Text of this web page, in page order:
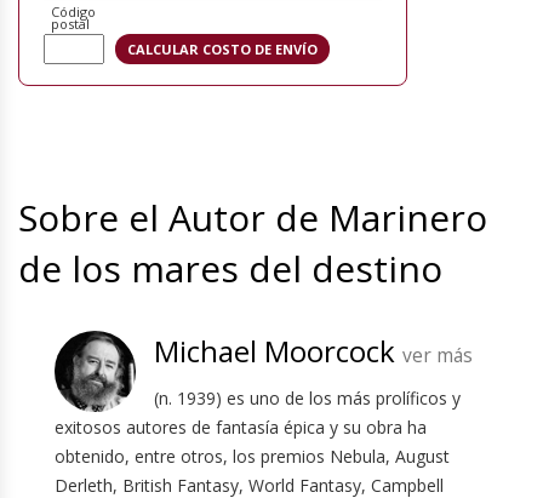
Código
postal
Sobre el Autor de Marinero
de los mares del destino
Michael Moorcock ver más
(n. 1939) es uno de los más prolíficos y
exitosos autores de fantasía épica y su obra ha
obtenido, entre otros, los premios Nebula, August
Derleth, British Fantasy, World Fantasy, Campbell